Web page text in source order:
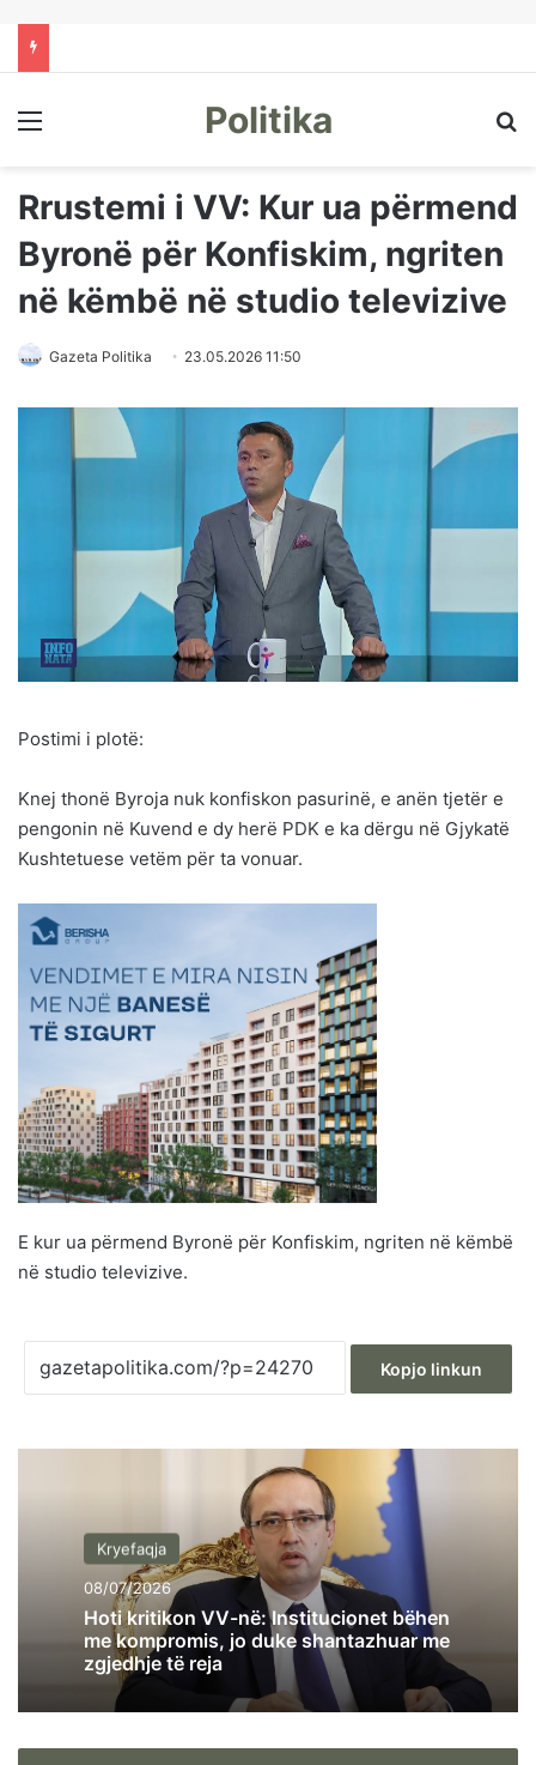
Menu Politika
Rrustemi i VV: Kur ua përmend
Byronë për Konfiskim, ngriten
në këmbë në studio televizive
Gazeta Politika 23.05.2026 11:50
Postimi i plotë:
Knej thonë Byroja nuk konfiskon pasurinë, e anën tjetër e
pengonin në Kuvend e dy herë PDK e ka dërgu në Gjykatë
Kushtetuese vetëm për ta vonuar.
E kur ua përmend Byronë për Konfiskim, ngriten në këmbë
në studio televizive.
Kopjo linkun
Kryefaqja
08/07/2026
Hoti kritikon VV-në: Institucionet bëhen
me kompromis, jo duke shantazhuar me
zgjedhje të reja